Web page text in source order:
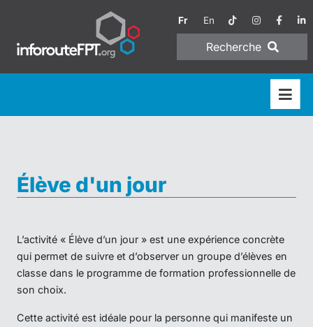
Fr En
Recherche
Élève d'un jour
L’activité « Élève d’un jour » est une expérience concrète
qui permet de suivre et d’observer un groupe d’élèves en
classe dans le programme de formation professionnelle de
son choix.
Cette activité est idéale pour la personne qui manifeste un